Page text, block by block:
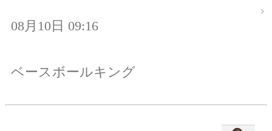
08月10日 09:16
ベースボールキング